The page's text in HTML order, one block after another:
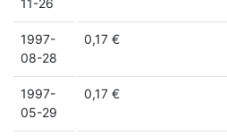
11-26
1997-
08-28
0,17 €
1997-
05-29
0,17 €